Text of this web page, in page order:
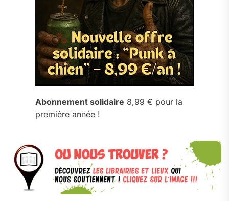
Abonnement solidaire 8,99 € pour la
première année !